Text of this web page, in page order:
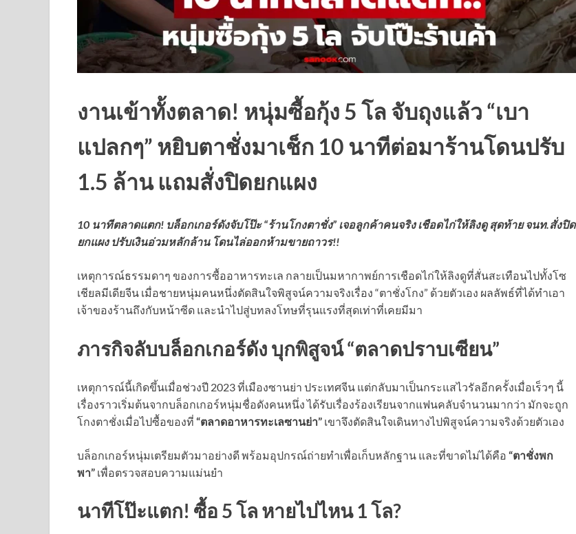
งานเข้าทั้งตลาด! หนุ่มซื้อกุ้ง 5 โล จับถุงแล้ว “เบา
แปลกๆ” หยิบตาชั่งมาเช็ก 10 นาทีต่อมาร้านโดนปรับ
1.5 ล้าน แถมสั่งปิดยกแผง
10 นาทีตลาดแตก! บล็อกเกอร์ดังจับโป๊ะ “ร้านโกงตาชั่ง” เจอลูกค้าคนจริง เชือดไก่ให้ลิงดู สุดท้าย จนท.สั่งปิด
ยกแผง ปรับเงินอ่วมหลักล้าน โดนไล่ออกห้ามขายถาวร!!
เหตุการณ์ธรรมดาๆ ของการซื้ออาหารทะเล กลายเป็นมหากาพย์การเชือดไก่ให้ลิงดูที่สั่นสะเทือนไปทั้งโซ
เชียลมีเดียจีน เมื่อชายหนุ่มคนหนึ่งตัดสินใจพิสูจน์ความจริงเรื่อง “ตาชั่งโกง” ด้วยตัวเอง ผลลัพธ์ที่ได้ทำเอา
เจ้าของร้านถึงกับหน้าซีด และนำไปสู่บทลงโทษที่รุนแรงที่สุดเท่าที่เคยมีมา
ภารกิจลับบล็อกเกอร์ดัง บุกพิสูจน์ “ตลาดปราบเซียน”
เหตุการณ์นี้เกิดขึ้นเมื่อช่วงปี 2023 ที่เมืองซานย่า ประเทศจีน แต่กลับมาเป็นกระแสไวรัลอีกครั้งเมื่อเร็วๆ นี้
เรื่องราวเริ่มต้นจากบล็อกเกอร์หนุ่มชื่อดังคนหนึ่ง ได้รับเรื่องร้องเรียนจากแฟนคลับจำนวนมากว่า มักจะถูก
โกงตาชั่งเมื่อไปซื้อของที่ “ตลาดอาหารทะเลซานย่า” เขาจึงตัดสินใจเดินทางไปพิสูจน์ความจริงด้วยตัวเอง
บล็อกเกอร์หนุ่มเตรียมตัวมาอย่างดี พร้อมอุปกรณ์ถ่ายทำเพื่อเก็บหลักฐาน และที่ขาดไม่ได้คือ “ตาชั่งพก
พา” เพื่อตรวจสอบความแม่นยำ
นาทีโป๊ะแตก! ซื้อ 5 โล หายไปไหน 1 โล?